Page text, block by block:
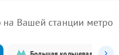
Вашей станции метро